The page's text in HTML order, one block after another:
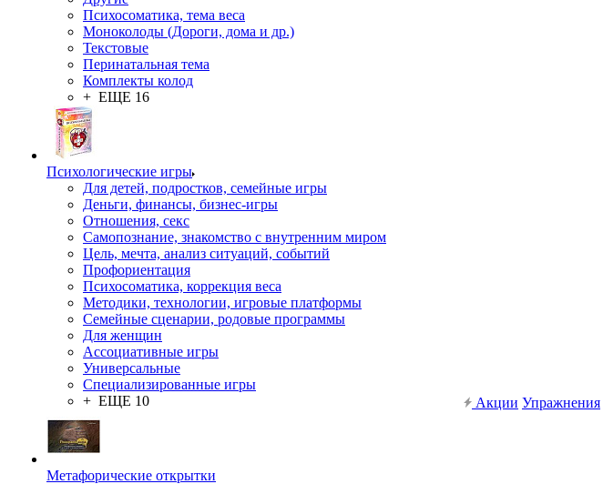
Психосоматика, тема веса
Моноколоды (Дороги, дома и др.)
Текстовые
Перинатальная тема
Комплекты колод
+ ЕЩЕ 16
Психологические игры
Для детей, подростков, семейные игры
Деньги, финансы, бизнес-игры
Отношения, секс
Самопознание, знакомство с внутренним миром
Цель, мечта, анализ ситуаций, событий
Профориентация
Психосоматика, коррекция веса
Методики, технологии, игровые платформы
Семейные сценарии, родовые программы
Для женщин
Ассоциативные игры
Универсальные
Специализированные игры
+ ЕЩЕ 10
Метафорические открытки
Акции Упражнения